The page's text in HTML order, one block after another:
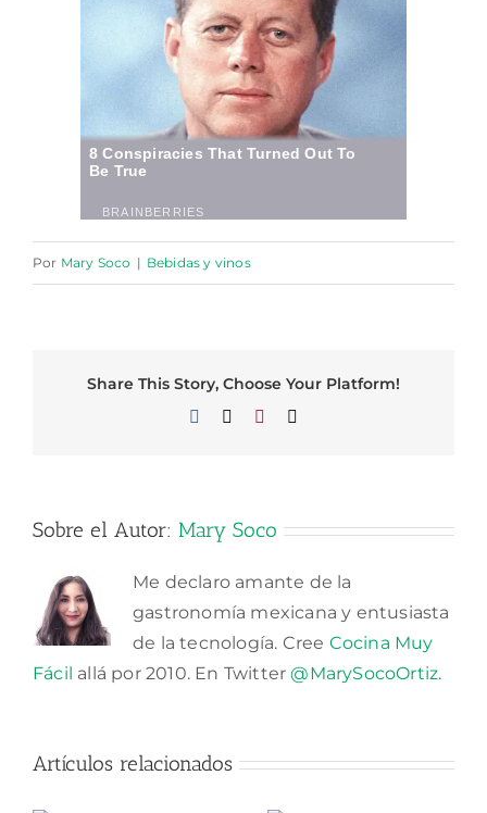
Por Mary Soco | Bebidas y vinos
Share This Story, Choose Your Platform!
Facebook Pinterest
Sobre el Autor: Mary Soco
Me declaro amante de la
gastronomía mexicana y entusiasta
de la tecnología. Cree Cocina Muy
Fácil allá por 2010. En Twitter@MarySocoOrtiz.
Artículos relacionados